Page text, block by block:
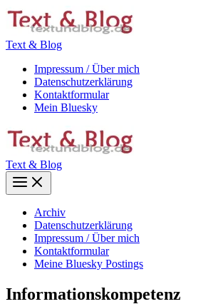
Zum
Inhalt
Text & Blog
Impressum / Über mich
Datenschutzerklärung
Kontaktformular
Mein Bluesky
Text & Blog
Main
Menu
Archiv
Datenschutzerklärung
Impressum / Über mich
Kontaktformular
Meine Bluesky Postings
Informationskompetenz